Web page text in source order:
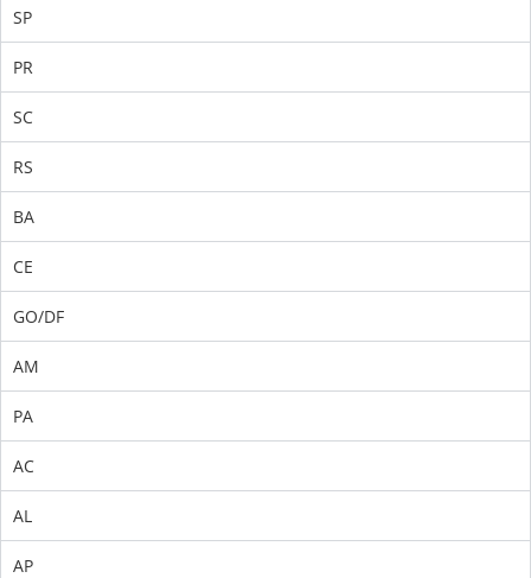
SP
PR
SC
RS
BA
CE
GO/DF
AM
PA
AC
AL
AP